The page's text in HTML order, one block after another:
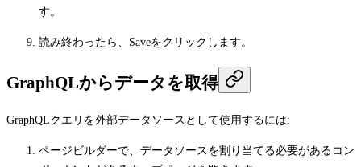
す。
読み終わったら、 Saveをクリックします。
GraphQLからデータを取得
GraphQLクエリを外部データソースとして使用するには:
ページビルダーで、データソースを割り当てる必要があるコン